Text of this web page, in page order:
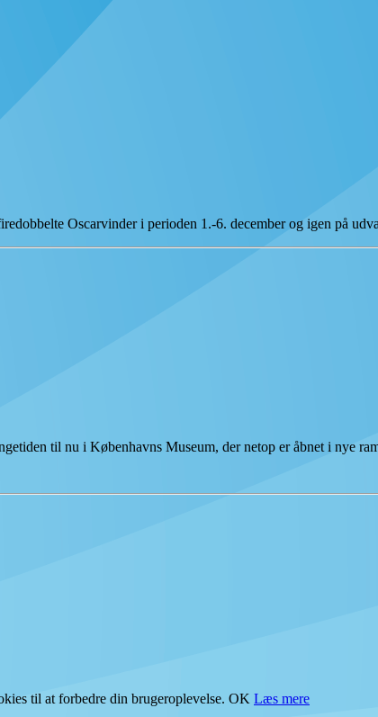
Oscarvinder i perioden 1.-6. december og igen på
til nu i Københavns Museum, der netop er åbnet i nye
til at forbedre din brugeroplevelse. OK Læs mere